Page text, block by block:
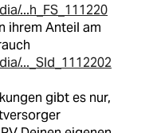
...h_FS_111220
ihrem Anteil am
..._Sld_1112202
gibt es nur,